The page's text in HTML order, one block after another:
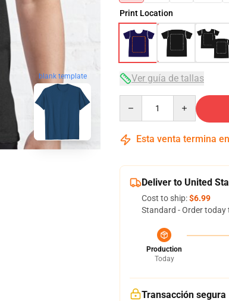
blank template
Print Location
Ver guía de tallas
Esta venta termina en
Deliver to United
Cost to ship:$6.99
Standard - Order today
Production
Today
Transacción segura